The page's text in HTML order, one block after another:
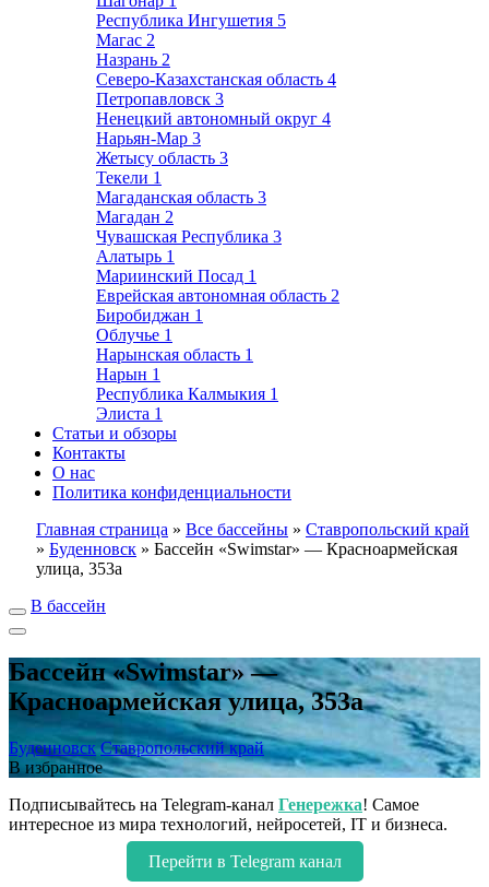
Республика Ингушетия 5
Магас 2
Назрань 2
Северо-Казахстанская область 4
Петропавловск 3
Ненецкий автономный округ 4
Нарьян-Мар 3
Жетысу область 3
Текели 1
Магаданская область 3
Магадан 2
Чувашская Республика 3
Алатырь 1
Мариинский Посад 1
Еврейская автономная область 2
Биробиджан 1
Облучье 1
Нарынская область 1
Нарын 1
Республика Калмыкия 1
Элиста 1
Статьи и обзоры
Контакты
О нас
Политика конфиденциальности
Главная страница » Все бассейны » Ставропольский край
» Буденновск » Бассейн «Swimstar» — Красноармейская
улица, 353а
В бассейн
Бассейн «Swimstar» —
Красноармейская улица, 353а
Буденновск Ставропольский край
В избранное
Подписывайтесь на Telegram-канал Генережка! Самое
интересное из мира технологий, нейросетей, IT и бизнеса.
Перейти в Telegram канал